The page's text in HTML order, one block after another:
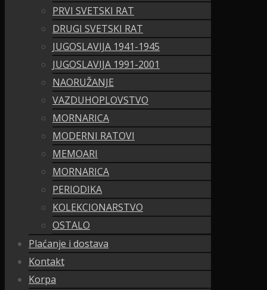
PRVI SVETSKI RAT
DRUGI SVETSKI RAT
JUGOSLAVIJA 1941-1945
JUGOSLAVIJA 1991-2001
NAORUŽANJE
VAZDUHOPLOVSTVO
MORNARICA
MODERNI RATOVI
MEMOARI
MORNARICA
PERIODIKA
KOLEKCIONARSTVO
OSTALO
Plaćanje i dostava
Kontakt
Korpa